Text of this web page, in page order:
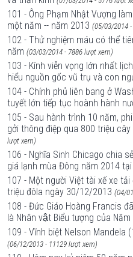
101 - Ông Phạm Nhật Vượng
một năm -- năm 2013 (05/03/2014
102 - Thử nghiệm máu có thể
năm (03/03/2014 - 7886 lượt xem)
103 - Kính viễn vọng lớn nhất
hiểu nguồn gốc vũ trụ và con
104 - Chính phủ liên bang ở
tuyết lớn tiếp tục hoành hành
105 - Sau hành trình 10 năm,
gởi thông điệp qua 800 triệu
lượt xem)
106 - Nghĩa Sinh Chicago chia
giá lạnh mùa Đông năm 2014
107 - Một người Việt tài xế xe
triệu đôla ngày 30/12/2013 (04/
108 - Đức Giáo Hoàng Francis
là Nhân vật Biểu tượng của Năm
109 - Vĩnh biệt Nelson
(06/12/2013 - 11129 lượt xem)